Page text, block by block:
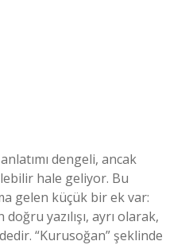
dengeli, ancak
hale geliyor. Bu
gelen küçük bir ek var:
yazılışı, ayrı olarak,
“Kurusoğan” şeklinde